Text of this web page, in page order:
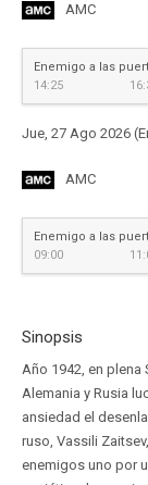
AMC
14:25
Jue, 27 Ago 2026
AMC
09:00
Sinopsis
Año 1942, en plena
Alemania y Rusia
ansiedad el
ruso, Vassili
enemigos uno por